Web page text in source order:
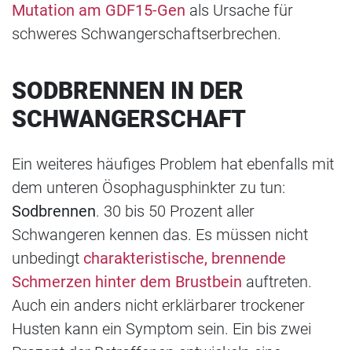
Mutation am GDF15-Gen als Ursache für
schweres Schwangerschaftserbrechen.
SODBRENNEN IN DER
SCHWANGERSCHAFT
Ein weiteres häufiges Problem hat ebenfalls mit
dem unteren Ösophagusphinkter zu tun:
Sodbrennen. 30 bis 50 Prozent aller
Schwangeren kennen das. Es müssen nicht
unbedingt charakteristische, brennende
Schmerzen hinter dem Brustbein auftreten.
Auch ein anders nicht erklärbarer trockener
Husten kann ein Symptom sein. Ein bis zwei